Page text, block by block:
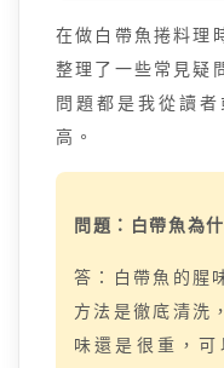
在做白帶魚捲料理
整理了一些常見疑
問題都是我從讀
高。
問題：白帶魚為
答：白帶魚的腥
方法是徹底清洗
味還是很重，